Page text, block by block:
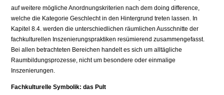
auf weitere mögliche Anordnungskriterien nach dem doing difference,
welche die Kategorie Geschlecht in den Hintergrund treten lassen. In
Kapitel 8.4. werden die unterschiedlichen räumlichen Ausschnitte der
fachkulturellen Inszenierungspraktiken resümierend zusammengefasst.
Bei allen betrachteten Bereichen handelt es sich um alltägliche
Raumbildungsprozesse, nicht um besondere oder einmalige
Inszenierungen.
Fachkulturelle Symbolik: das Pult